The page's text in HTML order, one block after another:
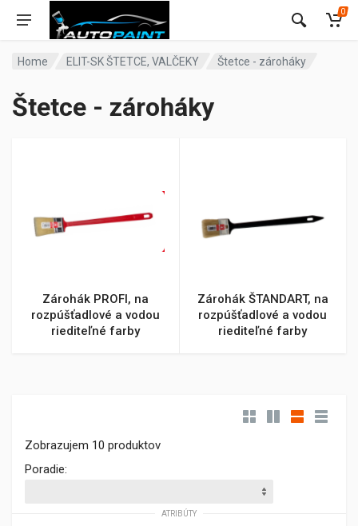
0
Home ELIT-SK ŠTETCE, VALČEKY Štetce - zároháky
Štetce - zároháky
Zárohák PROFI, na
rozpúšťadlové a vodou
riediteľné farby
Zárohák ŠTANDART, na
rozpúšťadlové a vodou
riediteľné farby
Zobrazujem 10 produktov
Poradie:
ATRIBÚTY